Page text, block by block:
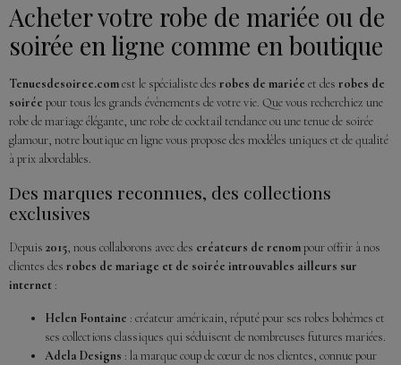
Acheter votre robe de mariée ou de
soirée en ligne comme en boutique
Tenuesdesoiree.comest le spécialiste des robes de mariée et des robes de
soirée pour tous les grands évènements de votre vie. Que vous recherchiez une
robe de mariage élégante, une robe de cocktail tendance ou une tenue de soirée
glamour, notre boutique en ligne vous propose des modèles uniques et de qualité
à prix abordables.
Des marques reconnues, des collections
exclusives
Depuis 2015, nous collaborons avec des créateurs de renompour offrir à nos
clientes des robes de mariage et de soirée introuvables ailleurs sur
internet :
Helen Fontaine : créateur américain, réputé pour ses robes bohèmes et
ses collections classiques qui séduisent de nombreuses futures mariées.
Adela Designs : la marque coup de cœur de nos clientes, connue pour